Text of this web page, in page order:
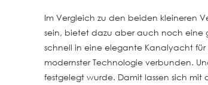
Im Vergleich zu den beiden kleineren
sein, bietet dazu aber auch noch eine
schnell in eine elegante Kanalyacht für
modernster Technologie verbunden.
festgelegt wurde. Damit lassen sich